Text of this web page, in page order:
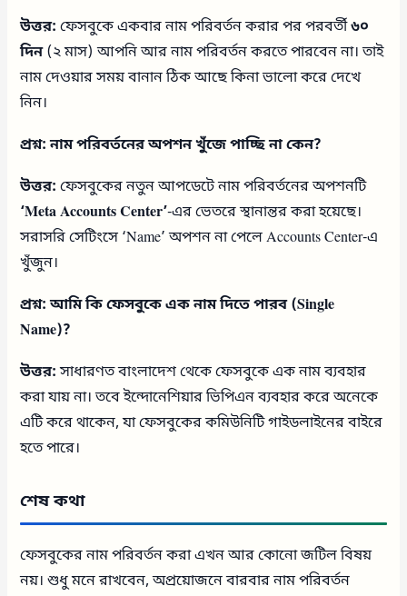
উত্তর: ফেসবুকে একবার নাম পরিবর্তন করার পর পরবর্তী৬০
দিন(২ মাস) আপনি আর নাম পরিবর্তন করতে পারবেন না। তাই
নাম দেওয়ার সময় বানান ঠিক আছে কিনা ভালো করে দেখে
নিন।
প্রশ্ন: নাম পরিবর্তনের অপশন খুঁজে পাচ্ছি না কেন?
উত্তর: ফেসবুকের নতুন আপডেটে নাম পরিবর্তনের অপশনটি
‘Meta Accounts Center’-এর ভেতরে স্থানান্তর করা হয়েছে।
সরাসরি সেটিংসে ‘Name’ অপশন না পেলে Accounts Center-এ
খুঁজুন।
প্রশ্ন: আমি কি ফেসবুকে এক নাম দিতে পারব (Single
Name)?
উত্তর:সাধারণত বাংলাদেশ থেকে ফেসবুকে এক নাম ব্যবহার
করা যায় না। তবে ইন্দোনেশিয়ার ভিপিএন ব্যবহার করে অনেকে
এটি করে থাকেন, যা ফেসবুকের কমিউনিটি গাইডলাইনের বাইরে
হতে পারে।
শেষ কথা
ফেসবুকের নাম পরিবর্তন করা এখন আর কোনো জটিল বিষয়
নয়। শুধু মনে রাখবেন, অপ্রয়োজনে বারবার নাম পরিবর্তন